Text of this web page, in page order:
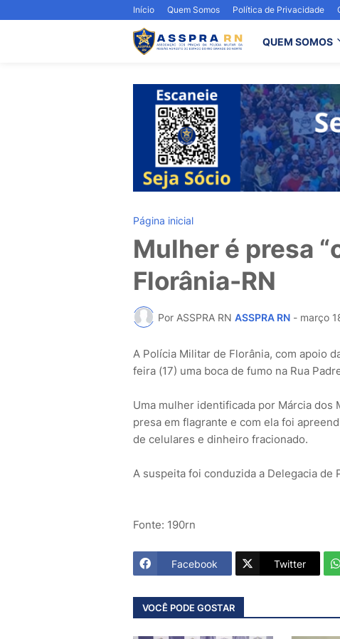
Início Quem Somos Política de Privacidade
QUEM SOMOS
Página inicial
Mulher é presa
Florânia-RN
Por ASSPRA RN ASSPRA RN - março
A Polícia Militar de Florânia, com apoio
feira (17) uma boca de fumo na Rua
Uma mulher identificada por Márcia dos
presa em flagrante e com ela foi
de celulares e dinheiro fracionado.
A suspeita foi conduzida a Delegacia de
Fonte: 190rn
Facebook Twitter
VOCÊ PODE GOSTAR